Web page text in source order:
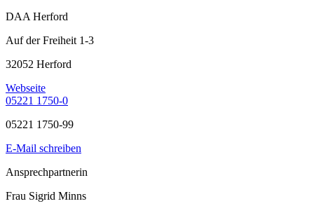
DAA Herford
Auf der Freiheit 1-3
32052 Herford
Webseite
05221 1750-0
05221 1750-99
E-Mail schreiben
Ansprechpartnerin
Frau Sigrid Minns